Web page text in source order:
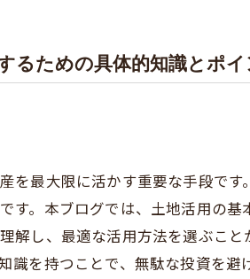
るための具体的知識とポイ
を最大限に活かす重要な手段で
す。本ブログでは、土地活用の
解し、最適な活用方法を選ぶこ
識を持つことで、無駄な投資を